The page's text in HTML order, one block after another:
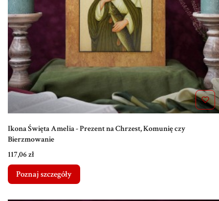
Ikona Święta Amelia - Prezent na Chrzest, Komunię czy
Bierzmowanie
Cena
117,06 zł
Poznaj szczegóły